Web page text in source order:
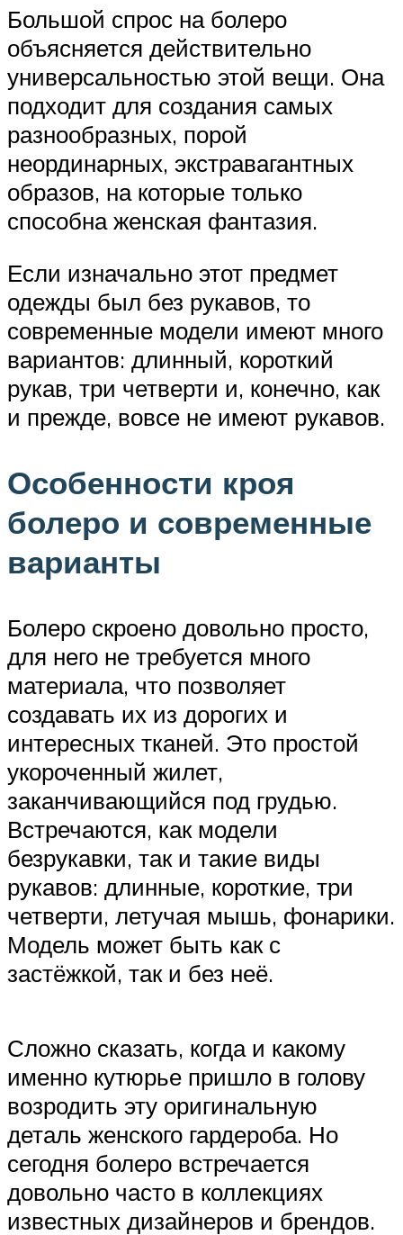
Большой спрос на болеро
объясняется действительно
универсальностью этой вещи. Она
подходит для создания самых
разнообразных, порой
неординарных, экстравагантных
образов, на которые только
способна женская фантазия.
Если изначально этот предмет
одежды был без рукавов, то
современные модели имеют много
вариантов: длинный, короткий
рукав, три четверти и, конечно, как
и прежде, вовсе не имеют рукавов.
Особенности кроя
болеро и современные
варианты
Болеро скроено довольно просто,
для него не требуется много
материала, что позволяет
создавать их из дорогих и
интересных тканей. Это простой
укороченный жилет,
заканчивающийся под грудью.
Встречаются, как модели
безрукавки, так и такие виды
рукавов: длинные, короткие, три
четверти, летучая мышь, фонарики.
Модель может быть как с
застёжкой, так и без неё.
Сложно сказать, когда и какому
именно кутюрье пришло в голову
возродить эту оригинальную
деталь женского гардероба. Но
сегодня болеро встречается
довольно часто в коллекциях
известных дизайнеров и брендов.